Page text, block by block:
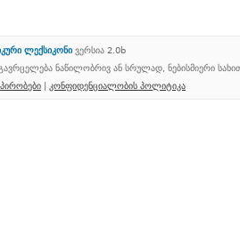
ლექსიკონი ვერსია 2.0b
ნაწილობრივ ან სრულად, ნებისმიერი
| კონფიდენციალობის პოლიტიკა